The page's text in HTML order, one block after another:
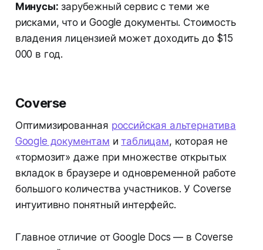
Минусы: зарубежный сервис с теми же
рисками, что и Google документы. Стоимость
владения лицензией может доходить до $15
000 в год.
Coverse
Оптимизированная российская альтернатива
Google документам итаблицам, которая не
«тормозит» даже при множестве открытых
вкладок в браузере и одновременной работе
большого количества участников. У Coverse
интуитивно понятный интерфейс.
Главное отличие от Google Docs — в Coverse